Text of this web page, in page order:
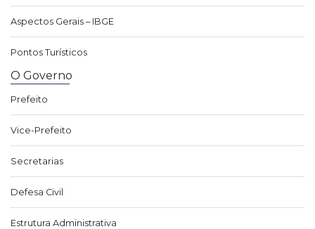
Aspectos Gerais – IBGE
Pontos Turísticos
O Governo
Prefeito
Vice-Prefeito
Secretarias
Defesa Civil
Estrutura Administrativa